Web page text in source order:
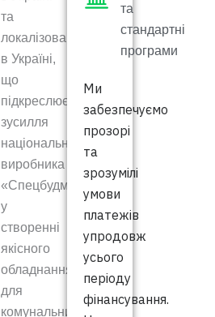
та
локалізовані
в Україні,
що
підкреслює
зусилля
національного
виробника
«Спецбудмаш»
у
створенні
якісного
обладнання
для
комунальних
та
стандартні
програми
Ми
забезпечуємо
прозорі
та
зрозумілі
умови
платежів
упродовж
усього
періоду
фінансування.